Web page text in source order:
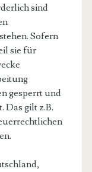
sind
Sofern
sie für
gesperrt und
Das gilt z.B.